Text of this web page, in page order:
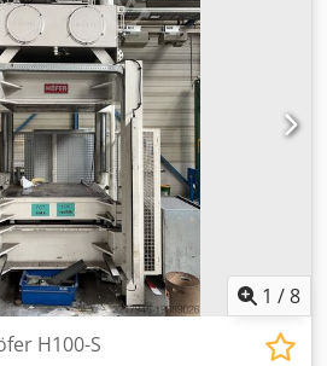
1 /8
H100-S